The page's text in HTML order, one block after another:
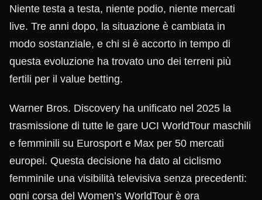
Niente testa a testa, niente podio, niente mercati
live. Tre anni dopo, la situazione è cambiata in
modo sostanziale, e chi si è accorto in tempo di
questa evoluzione ha trovato uno dei terreni più
fertili per il value betting.
Warner Bros. Discovery ha unificato nel 2025 la
trasmissione di tutte le gare UCI WorldTour maschili
e femminili su Eurosport e Max per 50 mercati
europei. Questa decisione ha dato al ciclismo
femminile una visibilità televisiva senza precedenti:
ogni corsa del Women’s WorldTour è ora